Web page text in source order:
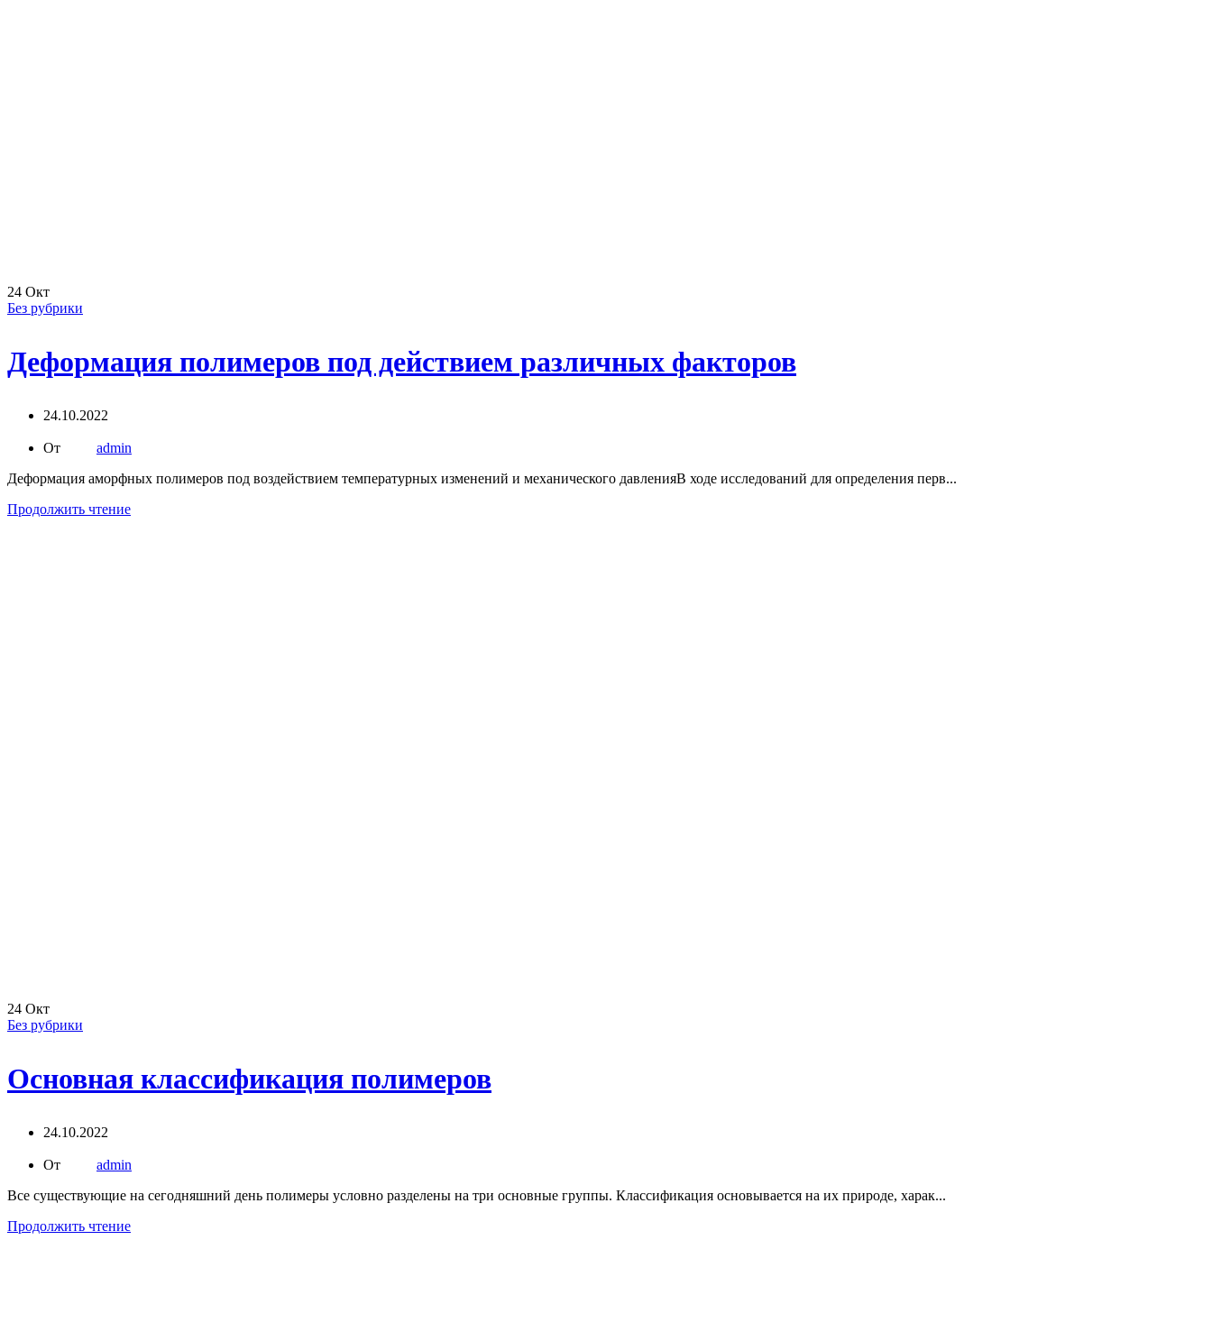
24 Окт
Без рубрики
Деформация полимеров под действием различных факторов
24.10.2022
От
admin
Деформация аморфных полимеров под воздействием температурных изменений и механического давленияВ ходе исследований для определения перв...
Продолжить чтение
24 Окт
Без рубрики
Основная классификация полимеров
24.10.2022
От
admin
Все существующие на сегодняшний день полимеры условно разделены на три основные группы. Классификация основывается на их природе, харак...
Продолжить чтение